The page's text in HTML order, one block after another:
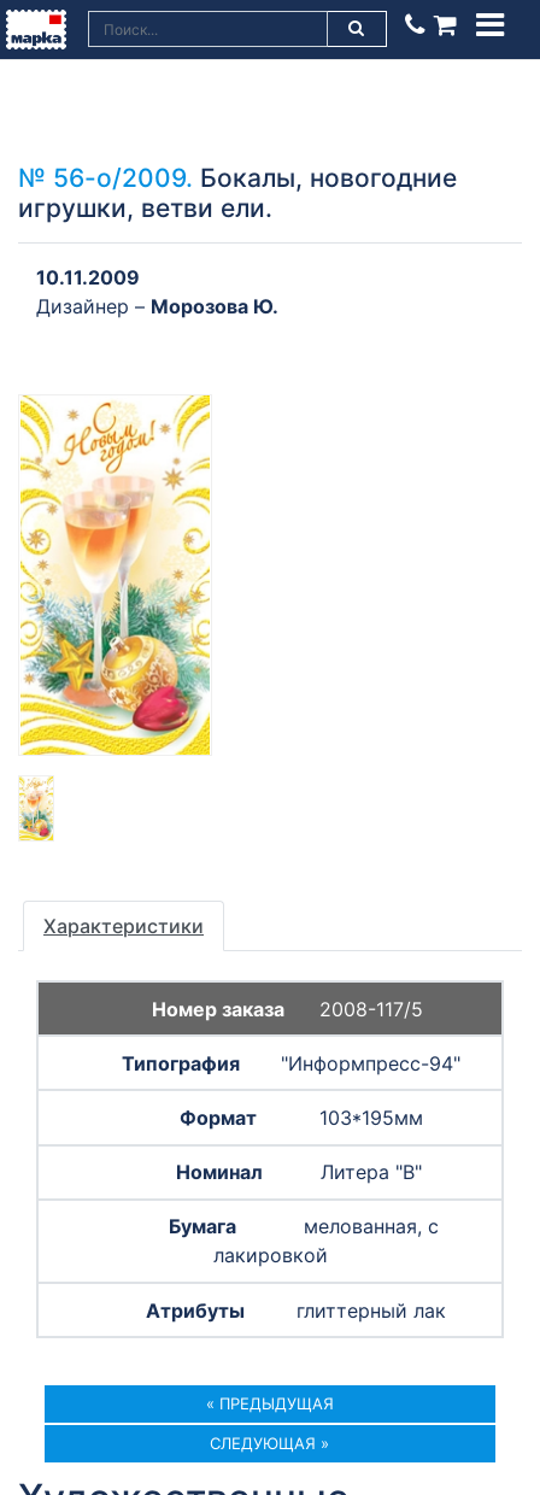
№ 56-о/2009. Бокалы, новогодние
игрушки, ветви ели.
10.11.2009
Дизайнер – Морозова Ю.
Характеристики
2008-117/5
"Информпресс-94"
103*195мм
Литера "B"
мелованная, с
лакировкой
глиттерный лак
« ПРЕДЫДУЩАЯ
СЛЕДУЮЩАЯ »